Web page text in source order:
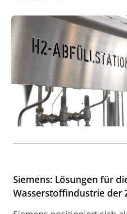
Siemens: Lösungen für
Wasserstoffindustrie der